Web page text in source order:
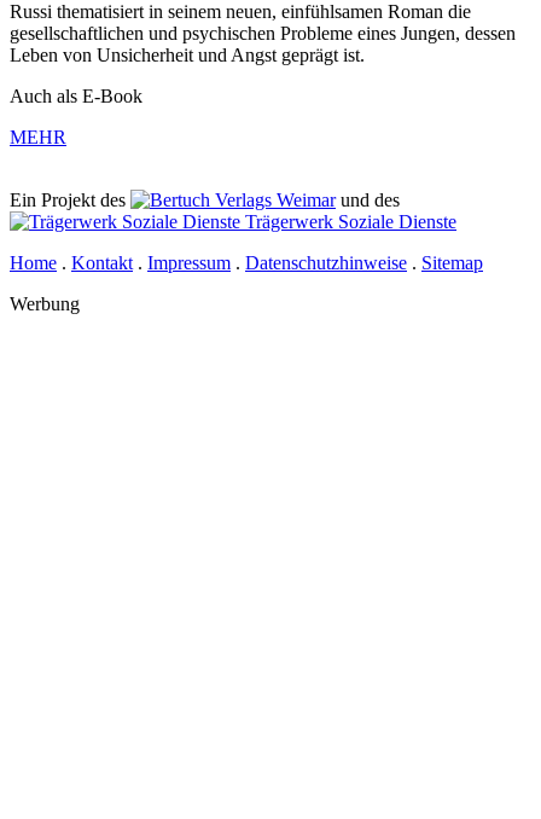
Russi thematisiert in seinem neuen, einfühlsamen Roman die
gesellschaftlichen und psychischen Probleme eines Jungen, dessen
Leben von Unsicherheit und Angst geprägt ist.
Auch als E-Book
MEHR
Ein Projekt des Verlags Weimarund des
Trägerwerk Soziale Dienste
Home . Kontakt . Impressum . Datenschutzhinweise . Sitemap
Werbung